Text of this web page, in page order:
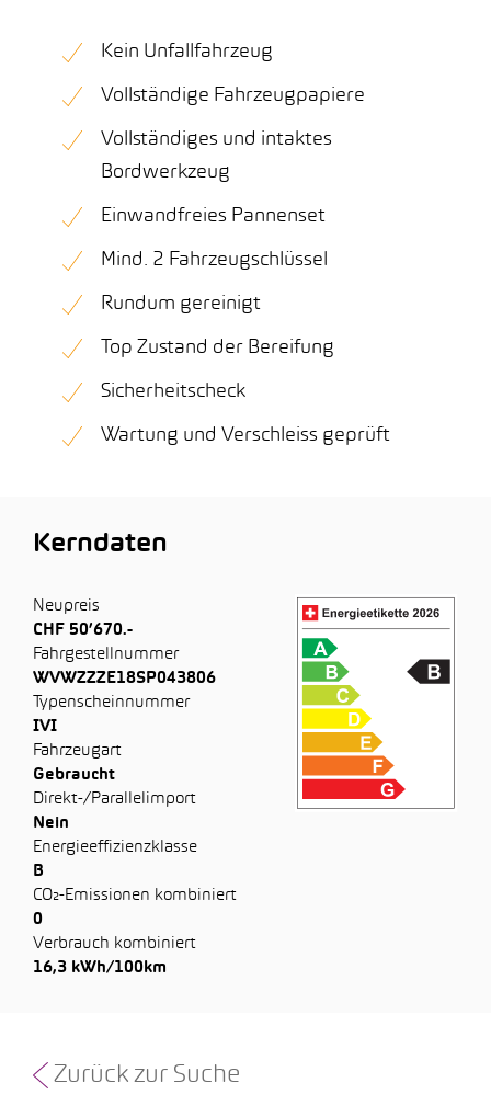
Kein Unfallfahrzeug
Vollständige Fahrzeugpapiere
Vollständiges und intaktes
Bordwerkzeug
Einwandfreies Pannenset
Mind. 2 Fahrzeugschlüssel
Rundum gereinigt
Top Zustand der Bereifung
Sicherheitscheck
Wartung und Verschleiss geprüft
Kerndaten
Neupreis
CHF 50’670.-
Fahrgestellnummer
WVWZZZE18SP043806
Typenscheinnummer
IVI
Fahrzeugart
Gebraucht
Direkt-/Parallelimport
Nein
Energieeffizienzklasse
B
CO₂-Emissionen kombiniert
0
Verbrauch kombiniert
16,3 kWh/100km
Zurück zur Suche